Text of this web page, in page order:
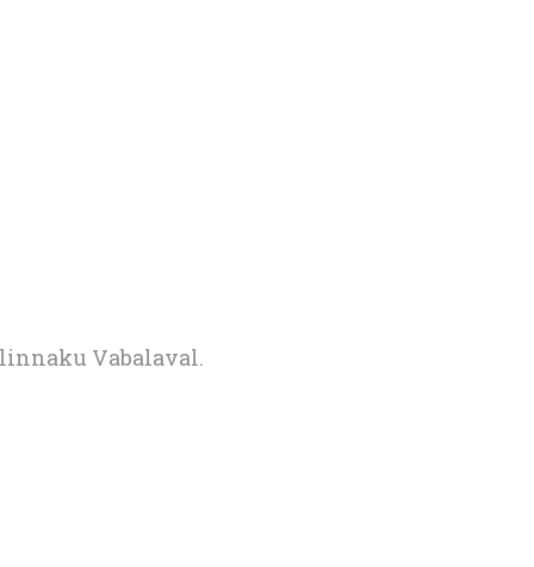
Vabalaval.